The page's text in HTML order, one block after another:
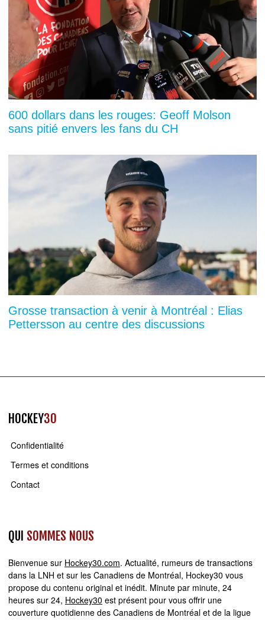
600 dollars dans les rouges: Geoff Molson
sans pitié envers les fans du CH
Grosse transaction à venir à Montréal : Elias
Pettersson au centre des discussions
HOCKEY30
Confidentialité
Termes et conditions
Contact
QUI SOMMES NOUS
Bienvenue sur Hockey30.com. Actualité, rumeurs de transactions
dans la LNH et sur les Canadiens de Montréal, Hockey30 vous
propose du contenu original et inédit. Minute par minute, 24
heures sur 24, Hockey30 est présent pour vous offrir une
couverture quotidienne des Canadiens de Montréal et de la ligue